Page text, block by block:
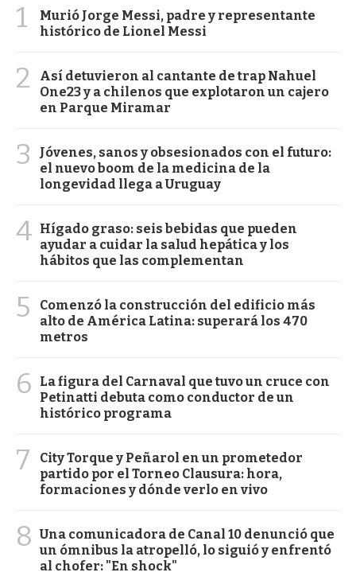
1
Murió Jorge Messi, padre y representante
histórico de Lionel Messi
2
Así detuvieron al cantante de trap Nahuel
One23 y a chilenos que explotaron un cajero
en Parque Miramar
3
Jóvenes, sanos y obsesionados con el futuro:
el nuevo boom de la medicina de la
longevidad llega a Uruguay
4 Hígado graso: seis bebidas que pueden
ayudar a cuidar la salud hepática y los
hábitos que las complementan
5
Comenzó la construcción del edificio más
alto de América Latina: superará los 470
metros
6
La figura del Carnaval que tuvo un cruce con
Petinatti debuta como conductor de un
histórico programa
7
City Torque y Peñarol en un prometedor
partido por el Torneo Clausura: hora,
formaciones y dónde verlo en vivo
8 Una comunicadora de Canal 10 denunció que
un ómnibus la atropelló, lo siguió y enfrentó
al chofer: "En shock"